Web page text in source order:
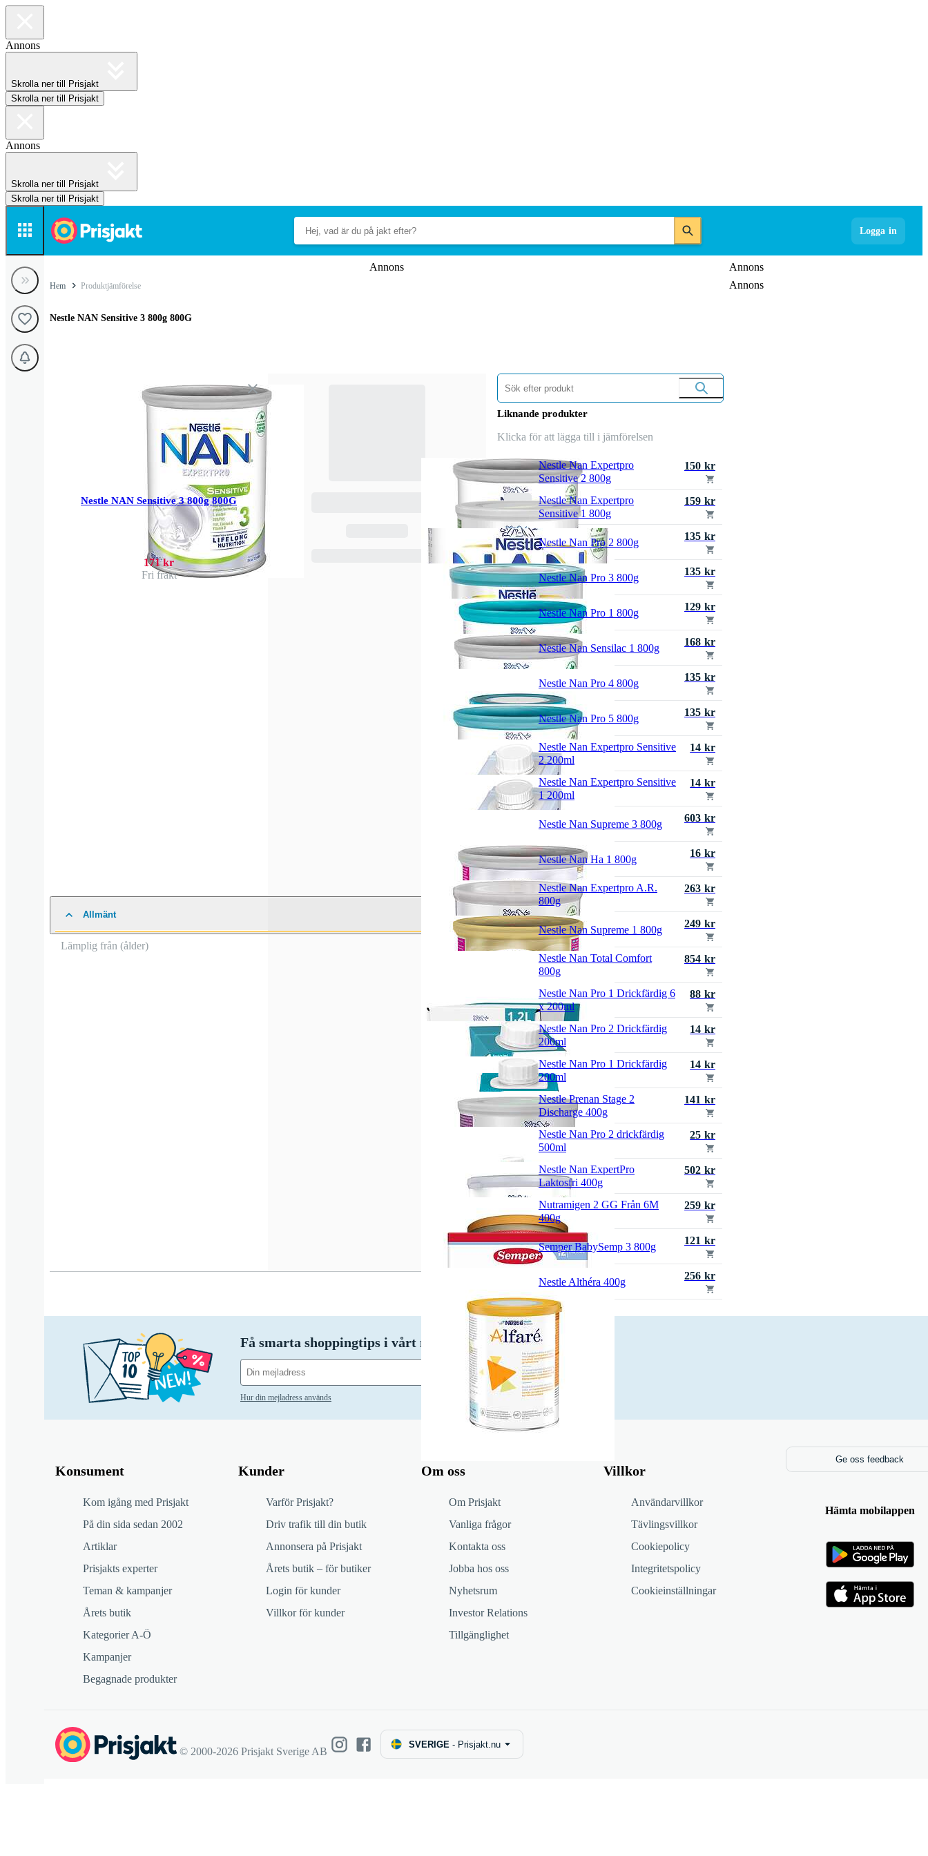
Annons
Skrolla ner till Prisjakt
Skrolla ner till Prisjakt
Annons
Skrolla ner till Prisjakt
Skrolla ner till Prisjakt
Logga in
Annons
Annons
Annons
Hem Produktjämförelse
Nestle NAN Sensitive 3 800g 800G
Nestle NAN Sensitive 3 800g 800G
171 kr
Fri frakt
Allmänt
Lämplig från (ålder)
Liknande produkter
Klicka för att lägga till i jämförelsen
Nestle Nan Expertpro
Sensitive 2 800g
150 kr
Nestle Nan Expertpro
Sensitive 1 800g
159 kr
Nestle Nan Pro 2 800g 135 kr
Nestle Nan Pro 3 800g 135 kr
Nestle Nan Pro 1 800g 129 kr
Nestle Nan Sensilac 1 800g 168 kr
Nestle Nan Pro 4 800g 135 kr
Nestle Nan Pro 5 800g 135 kr
Nestle Nan Expertpro Sensitive
2 200ml
14 kr
Nestle Nan Expertpro Sensitive
1 200ml
14 kr
Nestle Nan Supreme 3 800g 603 kr
Nestle Nan Ha 1 800g 16 kr
Nestle Nan Expertpro A.R.
800g
263 kr
Nestle Nan Supreme 1 800g 249 kr
Nestle Nan Total Comfort
800g
854 kr
Nestle Nan Pro 1 Drickfärdig 6
x 200ml
88 kr
Nestle Nan Pro 2 Drickfärdig
200ml
14 kr
Nestle Nan Pro 1 Drickfärdig
200ml
14 kr
Nestle Prenan Stage 2
Discharge 400g
141 kr
Nestle Nan Pro 2 drickfärdig
500ml
25 kr
Nestle Nan ExpertPro
Laktosfri 400g
502 kr
Nutramigen 2 GG Från 6M
400g
259 kr
Semper BabySemp 3 800g 121 kr
Nestle Althéra 400g 256 kr
Få smarta shoppingtips i vårt nyhetsbrev!
Prenumerera
Hur din mejladress används
Konsument
Kom igång med Prisjakt
På din sida sedan 2002
Artiklar
Prisjakts experter
Teman & kampanjer
Årets butik
Kategorier A-Ö
Kampanjer
Begagnade produkter
Kunder
Varför Prisjakt?
Driv trafik till din butik
Annonsera på Prisjakt
Årets butik – för butiker
Login för kunder
Villkor för kunder
Om oss
Om Prisjakt
Vanliga frågor
Kontakta oss
Jobba hos oss
Nyhetsrum
Investor Relations
Tillgänglighet
Villkor
Användarvillkor
Tävlingsvillkor
Cookiepolicy
Integritetspolicy
Cookieinställningar
Ge oss feedback
Hämta mobilappen
© 2000-2026 Prisjakt Sverige AB
SVERIGE - Prisjakt.nu